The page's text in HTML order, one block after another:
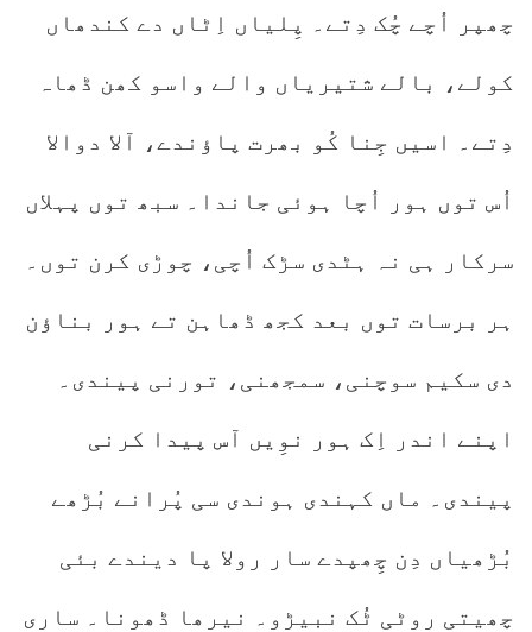
چھپر اُچے چُک دِتے۔ پِلیاں اِٹاں دے کندھاں
کولے، بالے شتیریاں والے واسو کھن ڈھاہ
دِتے۔ اسیں جِنا کُو بھرت پاؤندے، آلا دوالا
اُس توں ہور اُچا ہوئی جاندا۔ سبھ توں پہلاں
سرکار ہی نہ ہٹدی سڑک اُچی، چوڑی کرن توں۔
ہر برسات توں بعد کجھ ڈھاہن تے ہور بناؤن
دی سکیم سوچنی، سمجھنی، تورنی پیندی۔
اپنے اندر اِک ہور نوِیں آس پیدا کرنی
پیندی۔ ماں کہندی ہوندی سی پُرانے بُڑھے
بُڑھیاں دِن چِھپدے سار رولا پا دیندے بئی
چھیتی روٹی ٹُک نبیڑو۔ نیرھا ڈھونا۔ ساری